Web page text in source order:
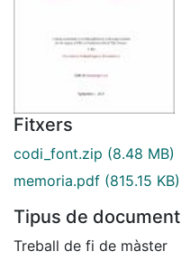
Fitxers
codi_font.zip (8.48 MB)
memoria.pdf (815.15 KB)
Tipus de document
Treball de fi de màster